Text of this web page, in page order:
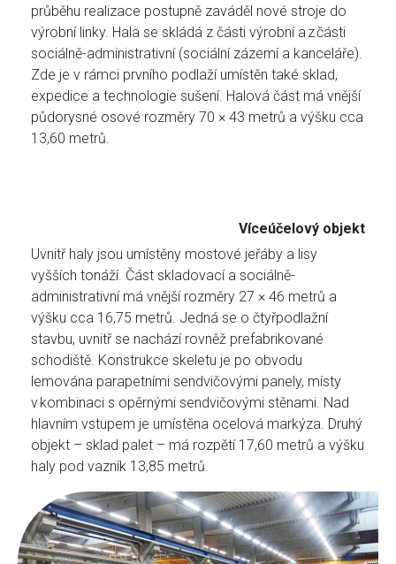
průběhu realizace postupně zaváděl nové stroje do
výrobní linky. Hala se skládá z části výrobní a z části
sociálně-administrativní (sociální zázemí a kanceláře).
Zde je v rámci prvního podlaží umístěn také sklad,
expedice a technologie sušení. Halová část má vnější
půdorysné osové rozměry 70 × 43 metrů a výšku cca
13,60 metrů.
Víceúčelový objekt
Uvnitř haly jsou umístěny mostové jeřáby a lisy
vyšších tonáží. Část skladovací a sociálně-
administrativní má vnější rozměry 27 × 46 metrů a
výšku cca 16,75 metrů. Jedná se o čtyřpodlažní
stavbu, uvnitř se nachází rovněž prefabrikované
schodiště. Konstrukce skeletu je po obvodu
lemována parapetními sendvičovými panely, místy
v kombinaci s opěrnými sendvičovými stěnami. Nad
hlavním vstupem je umístěna ocelová markýza. Druhý
objekt – sklad palet – má rozpětí 17,60 metrů a výšku
haly pod vazník 13,85 metrů.